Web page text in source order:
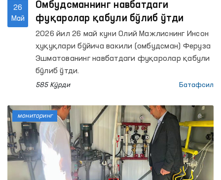
26
Май
Омбудсманнинг навбатдаги
фуқаролар қабули бўлиб ўтди
2026 йил 26 май куни Олий Мажлиснинг Инсон
ҳуқуқлари бўйича вакили (омбудсман) Феруза
Эшматованинг навбатдаги фуқаролар қабули
бўлиб ўтди.
585 Кўрди Батафсил
мониторинг